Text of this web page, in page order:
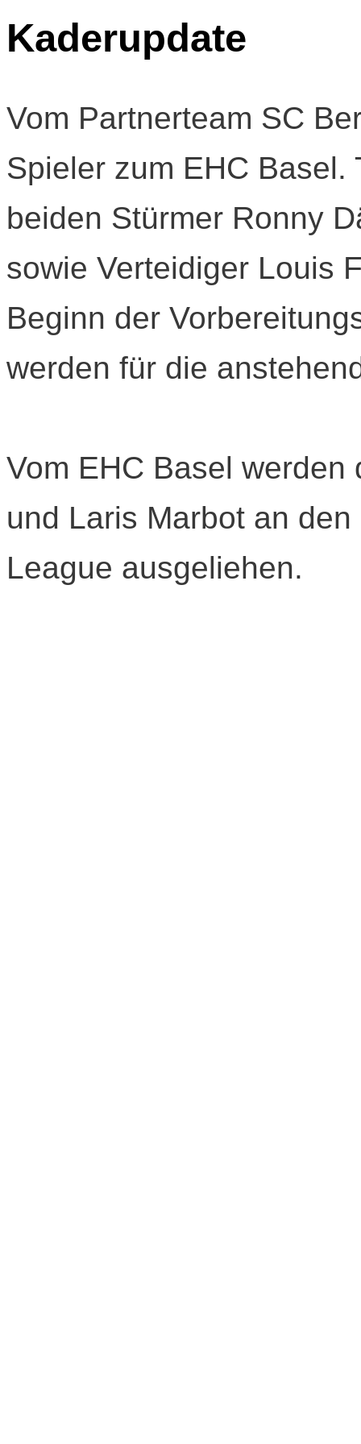
Kaderupdate
Vom Partnerteam SC
Spieler zum EHC Basel.
beiden Stürmer Ronny
sowie Verteidiger Louis
Beginn der
werden für die
Vom EHC Basel
und Laris Marbot an
League ausgeliehen.